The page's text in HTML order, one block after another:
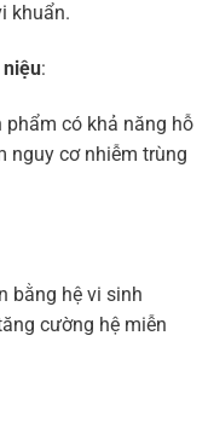
khuẩn.
:
có khả năng hỗ
nguy cơ nhiễm trùng
bằng hệ vi sinh
cường hệ miễn